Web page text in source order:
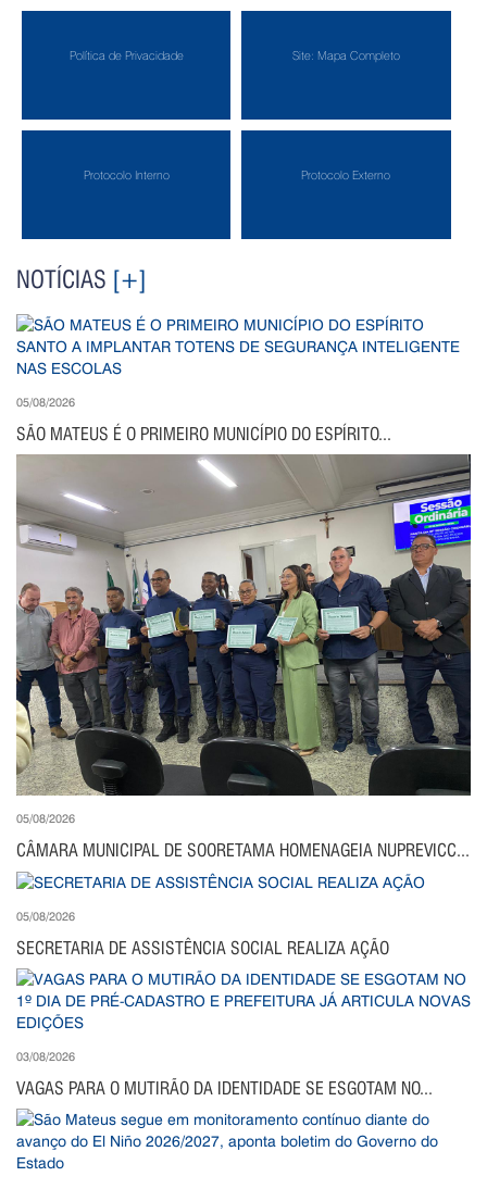
Política de Privacidade Site: Mapa Completo
Protocolo Interno Protocolo Externo
NOTÍCIAS [+]
05/08/2026
SÃO MATEUS É O PRIMEIRO MUNICÍPIO DO ESPÍRITO...
05/08/2026
CÂMARA MUNICIPAL DE SOORETAMA HOMENAGEIA NUPREVICC...
05/08/2026
SECRETARIA DE ASSISTÊNCIA SOCIAL REALIZA AÇÃO
03/08/2026
VAGAS PARA O MUTIRÃO DA IDENTIDADE SE ESGOTAM NO...